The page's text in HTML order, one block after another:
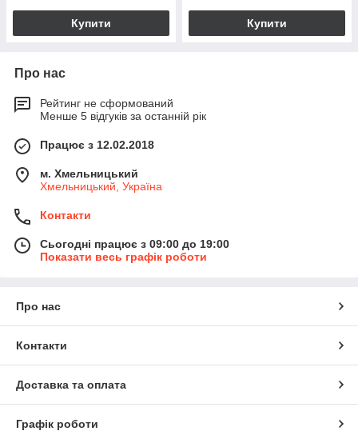
Купити Купити
Про нас
Рейтинг не сформований
Менше 5 відгуків за останній рік
Працює з 12.02.2018
м. Хмельницький
Хмельницький, Україна
Контакти
Сьогодні працює з 09:00 до 19:00
Показати весь графік роботи
Про нас
Контакти
Доставка та оплата
Графік роботи